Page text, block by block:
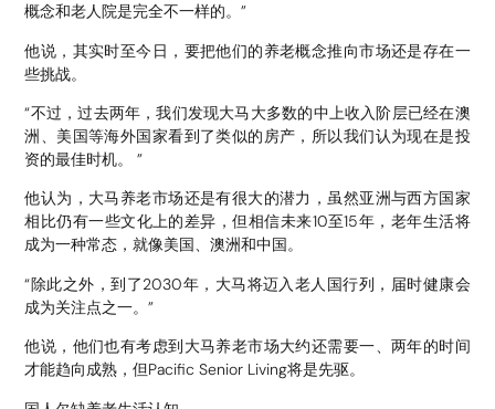
概念和老人院是完全不一样的。”
他说，其实时至今日，要把他们的养老概念推向市场还是存在一
些挑战。
“不过，过去两年，我们发现大马大多数的中上收入阶层已经在澳
洲、美国等海外国家看到了类似的房产，所以我们认为现在是投
资的最佳时机。 ”
他认为，大马养老市场还是有很大的潜力，虽然亚洲与西方国家
相比仍有一些文化上的差异，但相信未来10至15年，老年生活将
成为一种常态，就像美国、澳洲和中国。
“除此之外，到了2030年，大马将迈入老人国行列，届时健康会
成为关注点之一。”
他说，他们也有考虑到大马养老市场大约还需要一、两年的时间
才能趋向成熟，但Pacific Senior Living将是先驱。